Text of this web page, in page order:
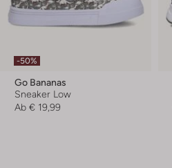
-50%
Go Bananas
Sneaker Low
Ab € 19,99